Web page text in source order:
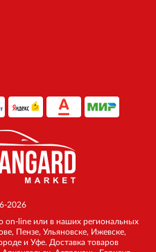
2026
on-line или в наших региональных
Пензе, Ульяновске, Ижевске,
и Уфе. Доставка товаров